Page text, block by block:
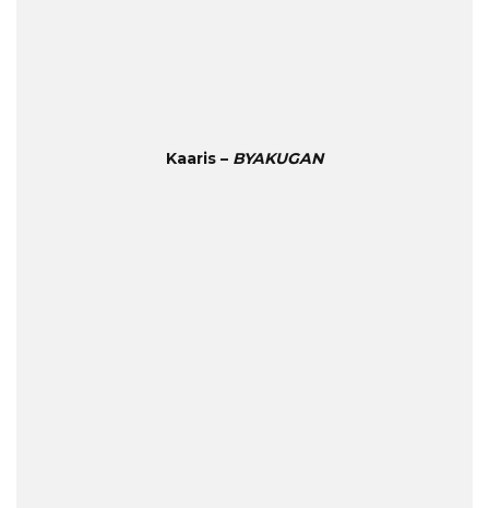
Kaaris – BYAKUGAN